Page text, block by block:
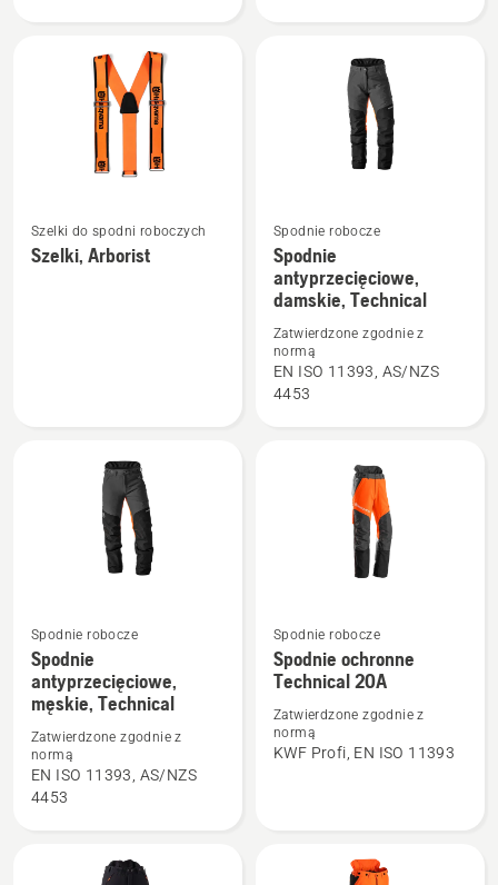
Technical
Zobacz
Szelki do spodni roboczych
Szelki, Arborist
Zobacz
więcej
szczegółów
Spodnie
antyprzecięciowe,
damskie,
Spodnie robocze
Spodnie
antyprzecięciowe,
damskie, Technical
Zatwierdzone zgodnie z
normą
EN ISO 11393, AS/NZS
4453
Zobacz
więcej
szczegółów
Spodnie
antyprzecięciowe,
męskie,
Spodnie robocze
Spodnie
antyprzecięciowe,
męskie, Technical
Zatwierdzone zgodnie z
normą
EN ISO 11393, AS/NZS
4453
Zobacz
więcej
Spodnie
Spodnie robocze
Spodnie ochronne
Technical 20A
Zatwierdzone zgodnie z
normą
KWF Profi, EN ISO 11393